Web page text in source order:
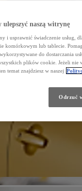
naszą witrynę
i usprawnić świadczenie usług,
komórkowym lub tablecie.
do dostarczania
plików cookie. Jeżeli nie
temat znajdziesz w naszej
Odrzuć